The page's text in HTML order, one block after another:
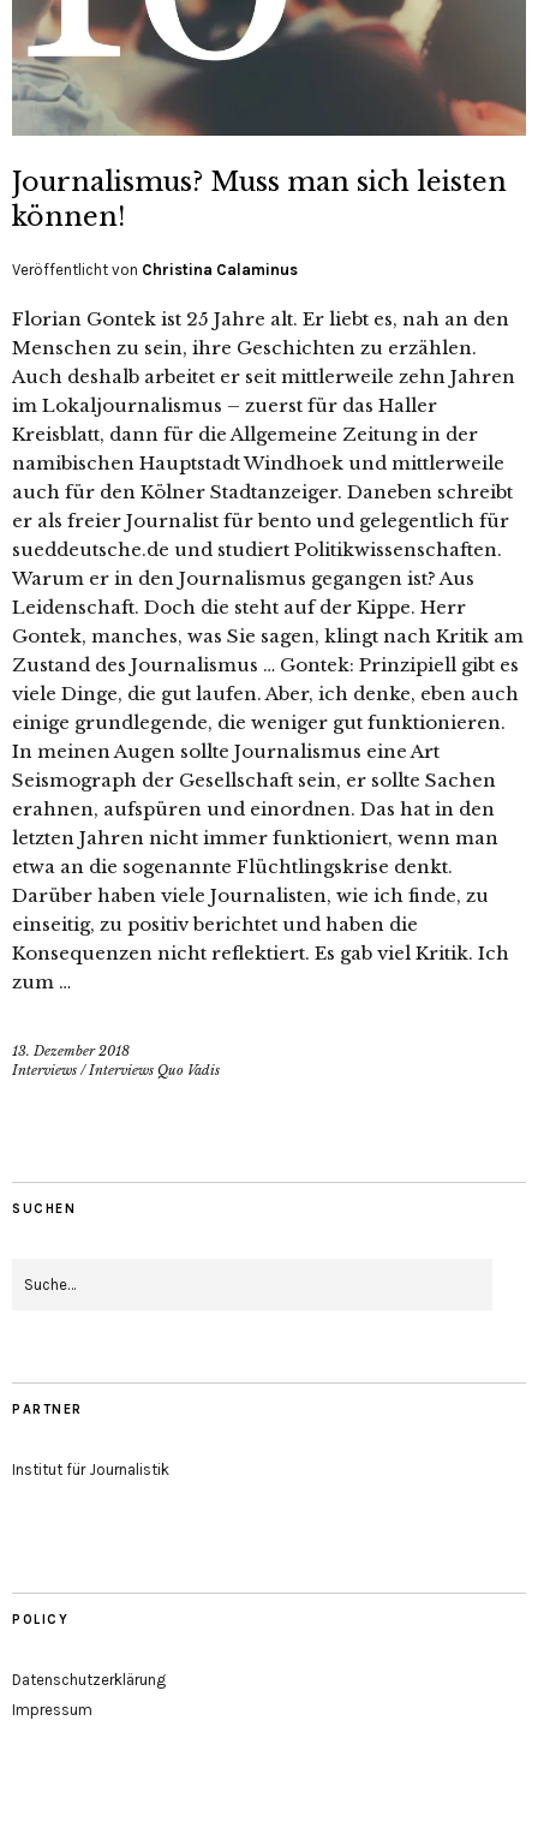
Journalismus? Muss man sich leisten
können!
Veröffentlicht von Christina Calaminus
Florian Gontek ist 25 Jahre alt. Er liebt es, nah an den
Menschen zu sein, ihre Geschichten zu erzählen.
Auch deshalb arbeitet er seit mittlerweile zehn Jahren
im Lokaljournalismus – zuerst für das Haller
Kreisblatt, dann für die Allgemeine Zeitung in der
namibischen Hauptstadt Windhoek und mittlerweile
auch für den Kölner Stadtanzeiger. Daneben schreibt
er als freier Journalist für bento und gelegentlich für
sueddeutsche.de und studiert Politikwissenschaften.
Warum er in den Journalismus gegangen ist? Aus
Leidenschaft. Doch die steht auf der Kippe. Herr
Gontek, manches, was Sie sagen, klingt nach Kritik am
Zustand des Journalismus … Gontek: Prinzipiell gibt es
viele Dinge, die gut laufen. Aber, ich denke, eben auch
einige grundlegende, die weniger gut funktionieren.
In meinen Augen sollte Journalismus eine Art
Seismograph der Gesellschaft sein, er sollte Sachen
erahnen, aufspüren und einordnen. Das hat in den
letzten Jahren nicht immer funktioniert, wenn man
etwa an die sogenannte Flüchtlingskrise denkt.
Darüber haben viele Journalisten, wie ich finde, zu
einseitig, zu positiv berichtet und haben die
Konsequenzen nicht reflektiert. Es gab viel Kritik. Ich
zum …
13. Dezember 2018
Interviews /Interviews Quo Vadis
SUCHEN
PARTNER
Institut für Journalistik
POLICY
Datenschutzerklärung
Impressum